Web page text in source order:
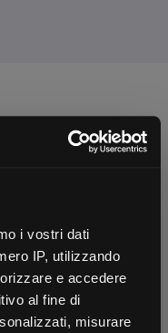
i vostri dati
IP, utilizzando
e accedere
al fine di
misurare
una consulenza
passo dopo passo